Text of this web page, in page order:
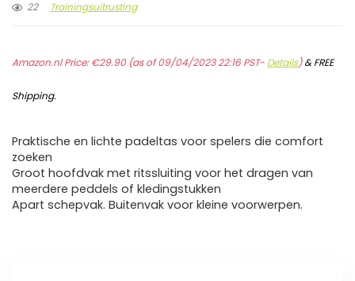
22
Trainingsuitrusting
Amazon.nl Price:€29.90(as of 09/04/2023 22:16 PST- Details)&FREE
Shipping.
Praktische en lichte padeltas voor spelers die comfort
zoeken
Groot hoofdvak met ritssluiting voor het dragen van
meerdere peddels of kledingstukken
Apart schepvak. Buitenvak voor kleine voorwerpen.